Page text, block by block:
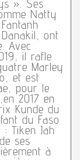
». Ses
Natty
ont
Avec
il rafle
Marley
et est
pour le
2017 en
Kunde du
du Faso
Tiken Jah
ses
à